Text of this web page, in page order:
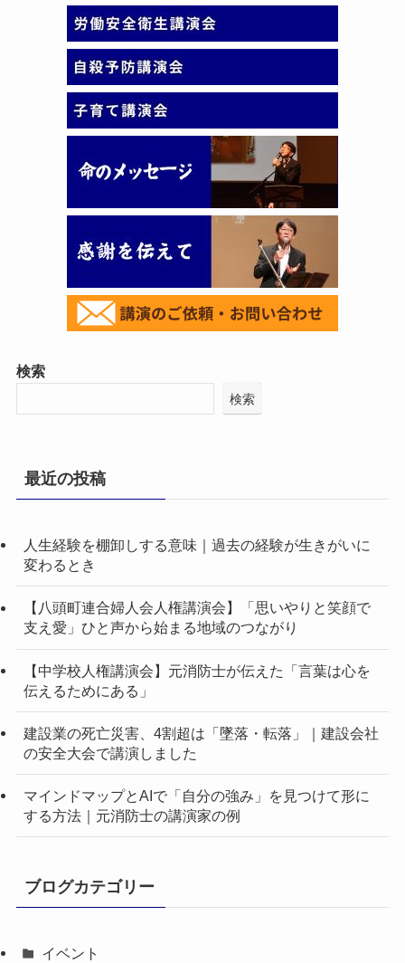
検索
検索
最近の投稿
人生経験を棚卸しする意味｜過去の経験が生きがいに
変わるとき
【八頭町連合婦人会人権講演会】「思いやりと笑顔で
支え愛」ひと声から始まる地域のつながり
【中学校人権講演会】元消防士が伝えた「言葉は心を
伝えるためにある」
建設業の死亡災害、4割超は「墜落・転落」｜建設会社
の安全大会で講演しました
マインドマップとAIで「自分の強み」を見つけて形に
する方法｜元消防士の講演家の例
ブログカテゴリー
イベント